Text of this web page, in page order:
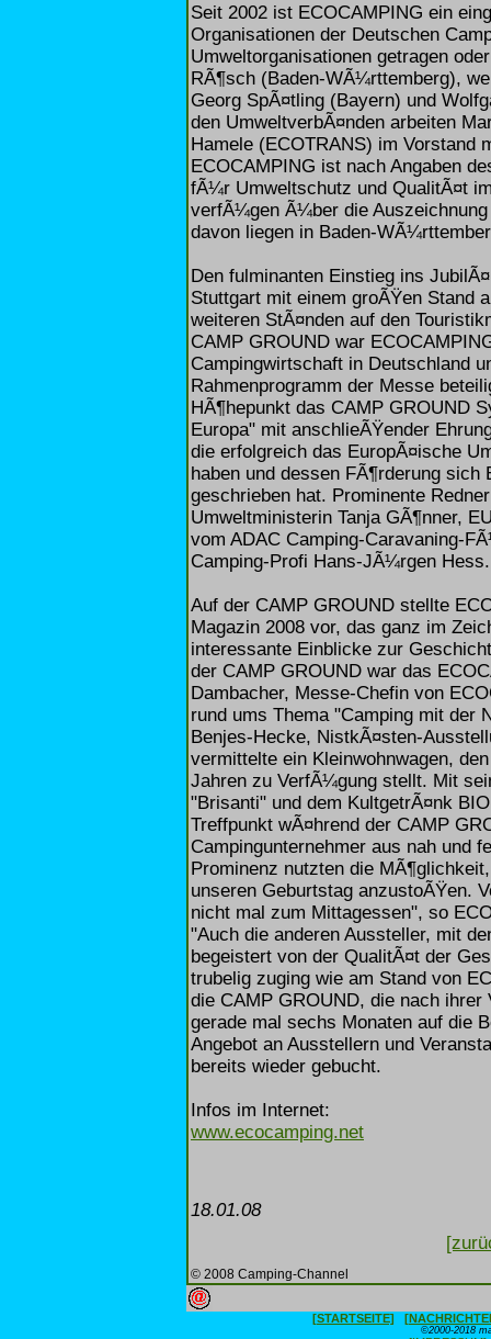
Seit 2002 ist ECOCAMPING ein
Organisationen der Deutschen
Umweltorganisationen getragen
RÃ¶sch (Baden-WÃ¼rttemberg),
Georg SpÃ¤tling (Bayern) und
den UmweltverbÃ¤nden arbeiten
Hamele (ECOTRANS) im
ECOCAMPING ist nach Angaben
fÃ¼r Umweltschutz und QualitÃ¤t
verfÃ¼gen Ã¼ber die Auszeichnung
davon liegen in Baden-
Den fulminanten Einstieg ins
Stuttgart mit einem groÃŸen Stand
weiteren StÃ¤nden auf den
CAMP GROUND war
Campingwirtschaft in Deutschland
Rahmenprogramm der Messe
HÃ¶hepunkt das CAMP GROUND
Europa" mit anschlieÃŸender
die erfolgreich das EuropÃ¤ische
haben und dessen FÃ¶rderung
geschrieben hat. Prominente
Umweltministerin Tanja GÃ¶nner,
vom ADAC Camping-Caravaning-
Camping-Profi Hans-JÃ¼rgen Hess.
Auf der CAMP GROUND stellte
Magazin 2008 vor, das ganz im
interessante Einblicke zur
der CAMP GROUND war das
Dambacher, Messe-Chefin von
rund ums Thema "Camping mit der
Benjes-Hecke, NistkÃ¤sten-
vermittelte ein Kleinwohnwagen,
Jahren zu VerfÃ¼gung stellt. Mit
"Brisanti" und dem KultgetrÃ¤nk
Treffpunkt wÃ¤hrend der CAMP
Campingunternehmer aus nah und
Prominenz nutzten die
unseren Geburtstag anzustoÃŸen.
nicht mal zum Mittagessen", so
"Auch die anderen Aussteller, mit
begeistert von der QualitÃ¤t der
trubelig zuging wie am Stand von
die CAMP GROUND, die nach
gerade mal sechs Monaten auf die
Angebot an Ausstellern und
bereits wieder gebucht.
Infos im Internet:
www.ecocamping.net
18.01.08
© 2008 Camping-Channel
[STARTSEITE]
©2000-2018